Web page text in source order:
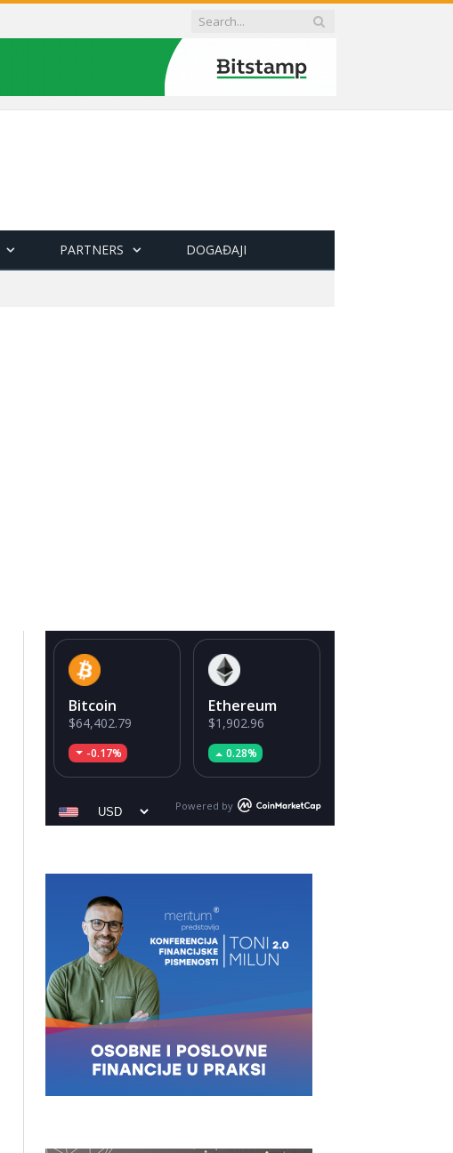
PARTNERS DOGAĐAJI
Bitcoin
$64,402.79
-0.17%
Ethereum
$1,902.96
0.28%
Powered by